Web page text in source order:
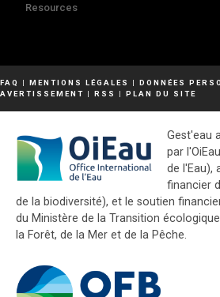
Resources
FAQ | MENTIONS LÉGALES | DONNÉES
AVERTISSEMENT | RSS | PLAN DU SITE
Gest'eau
par
de l'Eau),
financier
de la biodiversité), et le soutien
du Ministère de la Transition
la Forêt, de la Mer et de la Pêche.